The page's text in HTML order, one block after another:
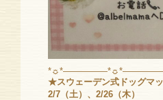
★スウェーデン式ドッグマ
2/7（土）、2/26（木）